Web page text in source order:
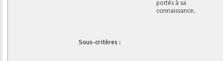
Sous-critères :
portés à sa
connaissance.